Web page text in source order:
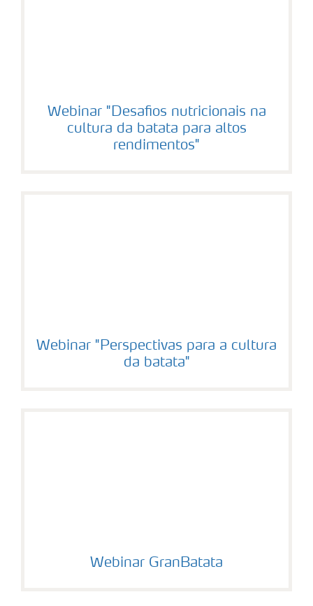
Webinar "Desafios nutricionais na
cultura da batata para altos
rendimentos"
Webinar "Perspectivas para a cultura
da batata"
Webinar GranBatata